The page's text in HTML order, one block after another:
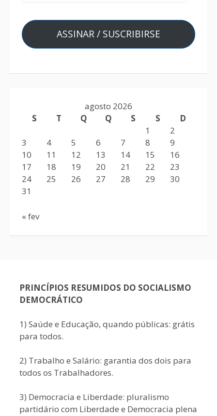
ASSINAR / SUSCRIBIRSE
agosto 2026
S
T Q Q S S
D
1
2
3
4 5 6 7 8
9
10
11 12 13 14 15
16
17
18 19 20 21 22
23
24
25 26 27 28 29
30
31
« fev
PRINCÍPIOS RESUMIDOS DO SOCIALISMO
DEMOCRÁTICO
1) Saúde e Educação, quando públicas: grátis
para todos.
2) Trabalho e Salário: garantia dos dois para
todos os Trabalhadores.
3) Democracia e Liberdade: pluralismo
partidário com Liberdade e Democracia plena